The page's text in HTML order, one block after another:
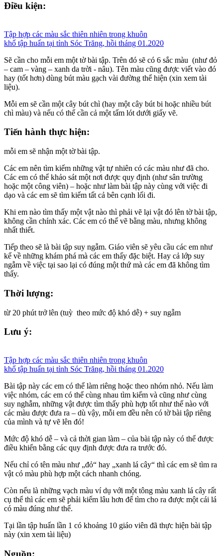
Điều kiện:
Tập hợp các màu sắc thiên nhiên trong khuôn
khổ tập huấn tại tỉnh Sóc Trăng, hồi tháng 01.2020
Sẽ cần cho mỗi em một tờ bài tập. Trên đó sẽ có 6 sắc màu (như đỏ
– cam – vàng – xanh da trời - nâu). Tên màu cũng được viết vào đó
hay (tốt hơn) dùng bút màu gạch vài đường thể hiện (xin xem tài
liệu).
Mỗi em sẽ cần một cây bút chì (hay một cây bút bi hoặc nhiều bút
chì màu) và nếu có thể cần cả một tấm lót dưới giấy vẽ.
Tiến hành thực hiện:
mỗi em sẽ nhận một tờ bài tập.
Các em nên tìm kiếm những vật tự nhiên có các màu như đã cho.
Các em có thể khảo sát một nơi được quy định (như sân trường
hoặc một công viên) – hoặc như làm bài tập này cùng với việc đi
dạo và các em sẽ tìm kiếm tất cả bên cạnh lối đi.
Khi em nào tìm thấy một vật nào thì phải vẽ lại vật đó lên tờ bài tập,
không cần chính xác. Các em có thể vẽ bằng màu, nhưng không
nhất thiết.
Tiếp theo sẽ là bài tập suy ngẫm. Giáo viên sẽ yêu cầu các em như
kể về những khám phá mà các em thấy đặc biệt. Hay cả lớp suy
ngẫm về việc tại sao lại có đúng một thứ mà các em đã không tìm
thấy.
Thời lượng:
từ 20 phút trở lên (tuỳ theo mức độ khó dễ) + suy ngẫm
Lưu ý:
Tập hợp các màu sắc thiên nhiên trong khuôn
khổ tập huấn tại tỉnh Sóc Trăng, hồi tháng 01.2020
Bài tập này các em có thể làm riêng hoặc theo nhóm nhỏ. Nếu làm
việc nhóm, các em có thể cùng nhau tìm kiếm và cũng như cùng
suy nghẫm, những vật được tìm thấy phù hợp tốt như thế nào với
các màu được đưa ra – dù vậy, mỗi em đều nên có tờ bài tập riêng
của mình và tự vẽ lên đó!
Mức độ khó dễ – và cả thời gian làm – của bài tập này có thể được
điều khiển bằng các quy định được đưa ra trước đó.
Nếu chỉ có tên màu như „đỏ“ hay „xanh lá cây“ thì các em sẽ tìm ra
vật có màu phù hợp một cách nhanh chóng.
Còn nếu là những vạch màu ví dụ với một tông màu xanh lá cây rất
cụ thể thì các em sẽ phải kiếm lâu hơn để tìm cho ra được một cái lá
có màu đúng như thế.
Tại lần tập huấn lần 1 có khoảng 10 giáo viên đã thực hiện bài tập
này (xin xem tài liệu)
Nguồn: